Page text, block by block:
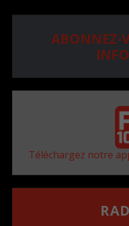
ABONNEZ-
Téléchargez notre